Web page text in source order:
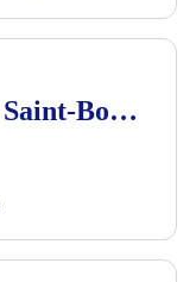
07 La voie romaine vers Saint-Bomer - VTT